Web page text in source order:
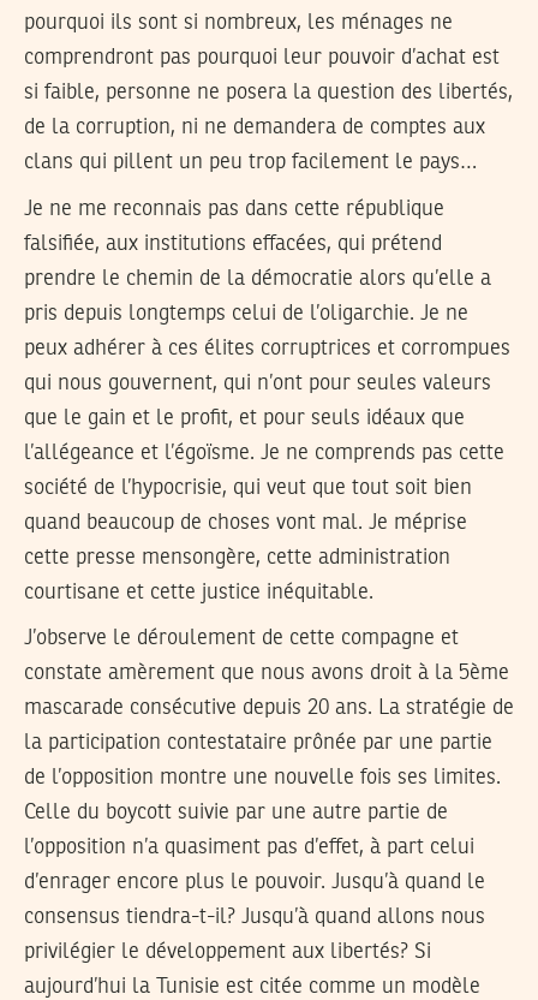
pourquoi ils sont si nombreux, les ménages ne
comprendront pas pourquoi leur pouvoir d’achat est
si faible, personne ne posera la question des libertés,
de la corruption, ni ne demandera de comptes aux
clans qui pillent un peu trop facilement le pays…
Je ne me reconnais pas dans cette république
falsifiée, aux institutions effacées, qui prétend
prendre le chemin de la démocratie alors qu’elle a
pris depuis longtemps celui de l’oligarchie. Je ne
peux adhérer à ces élites corruptrices et corrompues
qui nous gouvernent, qui n’ont pour seules valeurs
que le gain et le profit, et pour seuls idéaux que
l’allégeance et l’égoïsme. Je ne comprends pas cette
société de l’hypocrisie, qui veut que tout soit bien
quand beaucoup de choses vont mal. Je méprise
cette presse mensongère, cette administration
courtisane et cette justice inéquitable.
J’observe le déroulement de cette compagne et
constate amèrement que nous avons droit à la 5ème
mascarade consécutive depuis 20 ans. La stratégie de
la participation contestataire prônée par une partie
de l’opposition montre une nouvelle fois ses limites.
Celle du boycott suivie par une autre partie de
l’opposition n’a quasiment pas d’effet, à part celui
d’enrager encore plus le pouvoir. Jusqu’à quand le
consensus tiendra-t-il? Jusqu’à quand allons nous
privilégier le développement aux libertés? Si
aujourd’hui la Tunisie est citée comme un modèle